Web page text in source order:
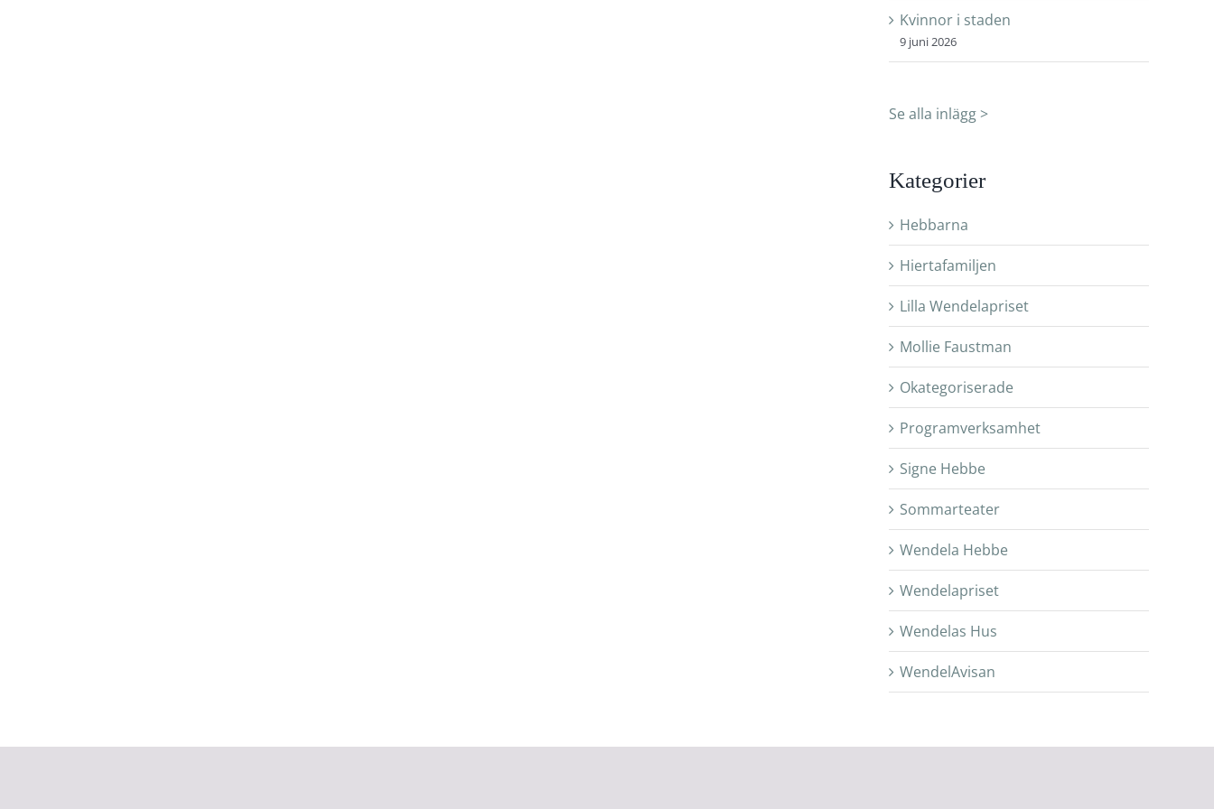
Kvinnor i staden
9 juni 2026
Se alla inlägg >
Kategorier
Hebbarna
Hiertafamiljen
Lilla Wendelapriset
Mollie Faustman
Okategoriserade
Programverksamhet
Signe Hebbe
Sommarteater
Wendela Hebbe
Wendelapriset
Wendelas Hus
WendelAvisan